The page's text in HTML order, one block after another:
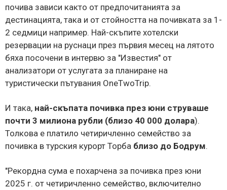
почива зависи както от предпочитанията за
дестинацията, така и от стойността на почивката за 1-
2 седмици например. Най-скъпите хотелски
резервации на руснаци през първия месец на лятото
бяха посочени в интервю за "Известия" от
анализатори от услугата за планиране на
туристически пътувания OneTwoTrip.
И така, най-скъпата почивка през юни струваше
почти 3 милиона рубли (близо 40 000 долара).
Толкова е платило четиричленно семейство за
почивка в турския курорт Торба близо до Бодрум.
"Рекордна сума е похарчена за почивка през юни
2025 г. от четиричленно семейство, включително